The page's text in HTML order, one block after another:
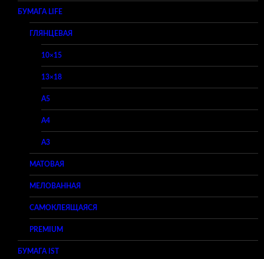
БУМАГА LIFE
ГЛЯНЦЕВАЯ
10×15
13×18
A5
A4
A3
МАТОВАЯ
МЕЛОВАННАЯ
САМОКЛЕЯЩАЯСЯ
PREMIUM
БУМАГА IST